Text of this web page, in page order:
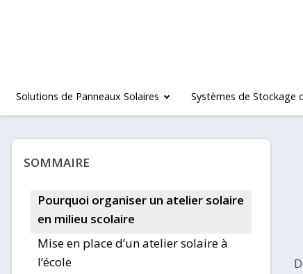
Solutions de Panneaux Solaires Systèmes de Stockage
SOMMAIRE
Pourquoi organiser un atelier solaire
en milieu scolaire
Mise en place d’un atelier solaire à
l’école